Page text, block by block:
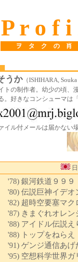
P r o f i
ヲ タ ク の 肖
うか（ISHIHARA,
トの制作者。幼少の頃、
。好きなコンシューマは
イル付メールは届かない
'78) 銀河鉄道９９９
'80) 伝説巨神イデオ
'82) 超時空要塞マク
'87) きまぐれオレン
'88) アイドル伝説え
'88) トップをねらえ
'91) ゲンジ通信あげ
'95) 空想科学世界